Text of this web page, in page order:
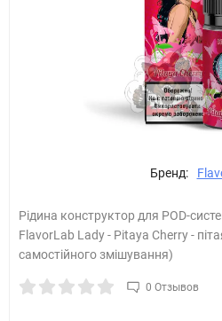
Бренд:
Рідина конструктор для POD-
FlavorLab Lady - Pitaya Cherry -
самостійного змішування)
0 Отзывов